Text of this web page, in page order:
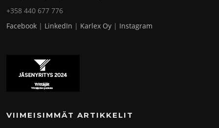
+358 440 677 776
Facebook | LinkedIn | Karlex Oy | Instagram
VIIMEISIMMÄT ARTIKKELIT